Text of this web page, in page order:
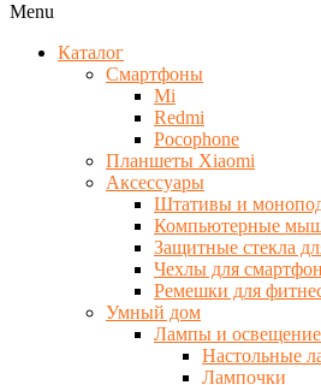
Menu
Каталог
Смартфоны
Mi
Redmi
Pocophone
Планшеты Xiaomi
Аксессуары
Штативы и
Компьютерные
Защитные стекла
Чехлы для
Ремешки для
Умный дом
Лампы и освещение
Настольные
Лампочки